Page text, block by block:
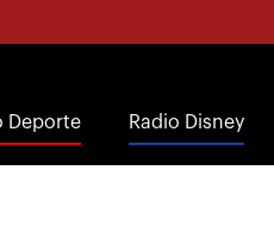
Deporte Radio Disney